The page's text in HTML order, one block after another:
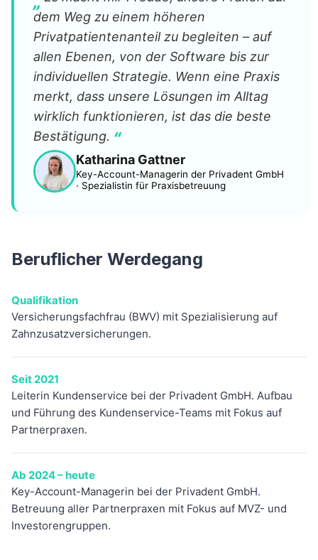
dem Weg zu einem höheren
Privatpatientenanteil zu begleiten – auf
allen Ebenen, von der Software bis zur
individuellen Strategie. Wenn eine Praxis
merkt, dass unsere Lösungen im Alltag
wirklich funktionieren, ist das die beste
Bestätigung. “
Katharina Gattner
Key-Account-Managerin der Privadent GmbH
· Spezialistin für Praxisbetreuung
Beruflicher Werdegang
Qualifikation
Versicherungsfachfrau (BWV) mit Spezialisierung auf
Zahnzusatzversicherungen.
Seit 2021
Leiterin Kundenservice bei der Privadent GmbH. Aufbau
und Führung des Kundenservice-Teams mit Fokus auf
Partnerpraxen.
Ab 2024 – heute
Key-Account-Managerin bei der Privadent GmbH.
Betreuung aller Partnerpraxen mit Fokus auf MVZ- und
Investorengruppen.